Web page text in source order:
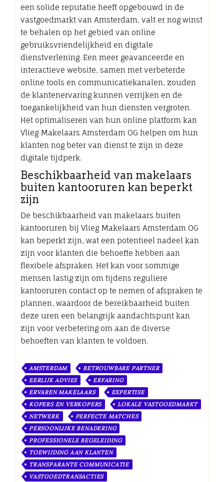
een solide reputatie heeft opgebouwd in de
vastgoedmarkt van Amsterdam, valt er nog winst
te behalen op het gebied van online
gebruiksvriendelijkheid en digitale
dienstverlening. Een meer geavanceerde en
interactieve website, samen met verbeterde
online tools en communicatiekanalen, zouden
de klantenervaring kunnen verrijken en de
toegankelijkheid van hun diensten vergroten.
Het optimaliseren van hun online platform kan
Vlieg Makelaars Amsterdam OG helpen om hun
klanten nog beter van dienst te zijn in deze
digitale tijdperk.
Beschikbaarheid van makelaars
buiten kantooruren kan beperkt
zijn
De beschikbaarheid van makelaars buiten
kantooruren bij Vlieg Makelaars Amsterdam OG
kan beperkt zijn, wat een potentieel nadeel kan
zijn voor klanten die behoefte hebben aan
flexibele afspraken. Het kan voor sommige
mensen lastig zijn om tijdens reguliere
kantooruren contact op te nemen of afspraken te
plannen, waardoor de bereikbaarheid buiten
deze uren een belangrijk aandachtspunt kan
zijn voor verbetering om aan de diverse
behoeften van klanten te voldoen.
AMSTERDAM
BETROUWBARE PARTNER
EERLIJK ADVIES
ERFARING
ERVAREN MAKELAARS
EXPERTISE
KOPERS EN VERKOPERS
LOKALE VASTGOEDMARKT
NETWERK
PERFECTE MATCHES
PERSOONLIJKE BENADERING
PROFESSIONELE BEGELEIDING
TOEWIJDING AAN KLANTEN
TRANSPARANTE COMMUNICATIE
VASTGOEDTRANSACTIES